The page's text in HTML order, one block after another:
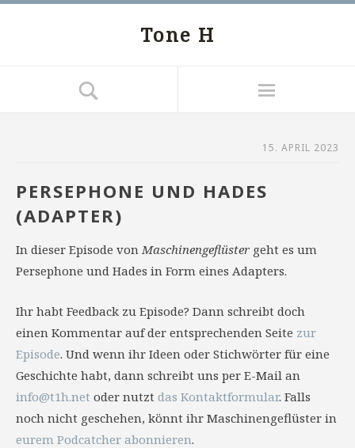
Tone H
15. APRIL 2023
PERSEPHONE UND HADES
(ADAPTER)
In dieser Episode vonMaschinengeflüster geht es um
Persephone und Hades in Form eines Adapters.
Ihr habt Feedback zu Episode? Dann schreibt doch
einen Kommentar auf der entsprechenden Seite zur
Episode. Und wenn ihr Ideen oder Stichwörter für eine
Geschichte habt, dann schreibt uns per E-Mail an
info@t1h.net oder nutzt das Kontaktformular. Falls
noch nicht geschehen, könnt ihr Maschinengeflüster in
eurem Podcatcher abonnieren.